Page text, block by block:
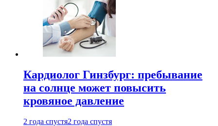
Кардиолог Гинзбург: пребывание
на солнце может повысить
кровяное давление
2 года спустя2 года спустя